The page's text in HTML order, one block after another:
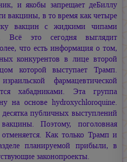
и якобы запрещает деБиллу
вакцины, в то время как четыре
вакцин с жидкими чипами
Всё это сегодня выглядит
что есть информация о том,
конкурентов в лице второй
которой выступает Трамп.
фармацевтической
хабадниками. Эта группа
на основе hydroxychloroquine.
публичных выступлений
Поэтому, поголовная
Как только Трамп и
планируемой прибыли, в
законопроекты.